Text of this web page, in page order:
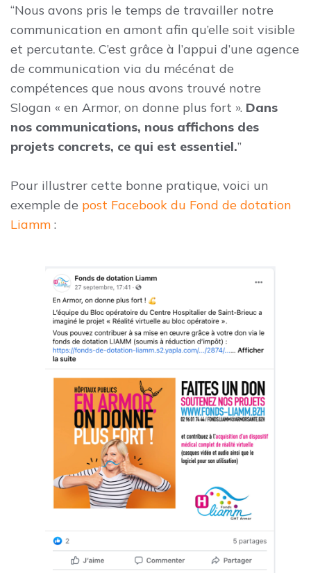
“Nous avons pris le temps de travailler notre
communication en amont afin qu’elle soit visible
et percutante. C’est grâce à l’appui d’une agence
de communication via du mécénat de
compétences que nous avons trouvé notre
Slogan « en Armor, on donne plus fort ». Dans
nos communications, nous affichons des
projets concrets, ce qui est essentiel.”
Pour illustrer cette bonne pratique, voici un
exemple de post Facebook du Fond de dotation
Liamm :